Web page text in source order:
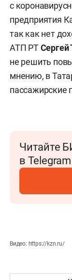
с
предприятия
так как нет
АТП РТ
не решить
мнению, в
пассажирские
Читайте
в Telegram
Видео: https://kzn.ru/